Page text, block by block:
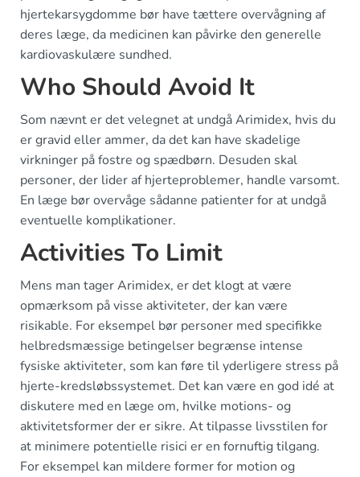
hjertekarsygdomme bør have tættere overvågning af
deres læge, da medicinen kan påvirke den generelle
kardiovaskulære sundhed.
Who Should Avoid It
Som nævnt er det velegnet at undgå Arimidex, hvis du
er gravid eller ammer, da det kan have skadelige
virkninger på fostre og spædbørn. Desuden skal
personer, der lider af hjerteproblemer, handle varsomt.
En læge bør overvåge sådanne patienter for at undgå
eventuelle komplikationer.
Activities To Limit
Mens man tager Arimidex, er det klogt at være
opmærksom på visse aktiviteter, der kan være
risikable. For eksempel bør personer med specifikke
helbredsmæssige betingelser begrænse intense
fysiske aktiviteter, som kan føre til yderligere stress på
hjerte-kredsløbssystemet. Det kan være en god idé at
diskutere med en læge om, hvilke motions- og
aktivitetsformer der er sikre. At tilpasse livsstilen for
at minimere potentielle risici er en fornuftig tilgang.
For eksempel kan mildere former for motion og